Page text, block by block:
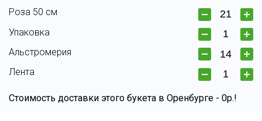
Роза 50 см
Упаковка
Альстромерия
Лента
Стоимость доставки этого букета в Оренбурге - 0р.!